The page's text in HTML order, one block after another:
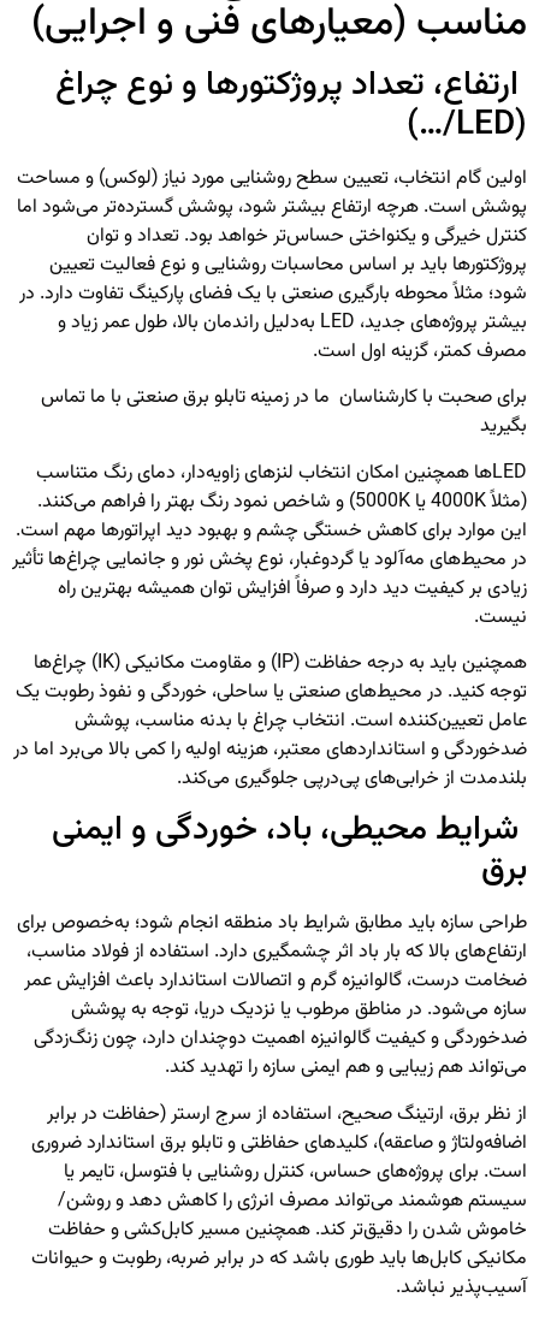
مناسب (معیارهای فنی و اجرایی)
ارتفاع، تعداد پروژکتورها و نوع چراغ
(LED/…)
اولین گام انتخاب، تعیین سطح روشنایی مورد نیاز (لوکس) و مساحت
پوشش است. هرچه ارتفاع بیشتر شود، پوشش گسترده‌تر می‌شود اما
کنترل خیرگی و یکنواختی حساس‌تر خواهد بود. تعداد و توان
پروژکتورها باید بر اساس محاسبات روشنایی و نوع فعالیت تعیین
شود؛ مثلاً محوطه بارگیری صنعتی با یک فضای پارکینگ تفاوت دارد. در
بیشتر پروژه‌های جدید، LED به‌دلیل راندمان بالا، طول عمر زیاد و
مصرف کمتر، گزینه اول است.
برای صحبت با کارشناسان ما در زمینهتابلو برق صنعتی با ما تماس
بگیرید
LEDها همچنین امکان انتخاب لنزهای زاویه‌دار، دمای رنگ متناسب
(مثلاً 4000K یا 5000K) و شاخص نمود رنگ بهتر را فراهم می‌کنند.
این موارد برای کاهش خستگی چشم و بهبود دید اپراتورها مهم است.
در محیط‌های مه‌آلود یا گردوغبار، نوع پخش نور و جانمایی چراغ‌ها تأثیر
زیادی بر کیفیت دید دارد و صرفاً افزایش توان همیشه بهترین راه
نیست.
همچنین باید به درجه حفاظت (IP) و مقاومت مکانیکی (IK) چراغ‌ها
توجه کنید. در محیط‌های صنعتی یا ساحلی، خوردگی و نفوذ رطوبت یک
عامل تعیین‌کننده است. انتخاب چراغ با بدنه مناسب، پوشش
ضدخوردگی و استانداردهای معتبر، هزینه اولیه را کمی بالا می‌برد اما در
بلندمدت از خرابی‌های پی‌درپی جلوگیری می‌کند.
شرایط محیطی، باد، خوردگی و ایمنی
برق
طراحی سازه باید مطابق شرایط باد منطقه انجام شود؛ به‌خصوص برای
ارتفاع‌های بالا که بار باد اثر چشمگیری دارد. استفاده از فولاد مناسب،
ضخامت درست، گالوانیزه گرم و اتصالات استاندارد باعث افزایش عمر
سازه می‌شود. در مناطق مرطوب یا نزدیک دریا، توجه به پوشش
ضدخوردگی و کیفیت گالوانیزه اهمیت دوچندان دارد، چون زنگ‌زدگی
می‌تواند هم زیبایی و هم ایمنی سازه را تهدید کند.
از نظر برق، ارتینگ صحیح، استفاده از سرج ارستر (حفاظت در برابر
اضافه‌ولتاژ و صاعقه)، کلیدهای حفاظتی و تابلو برق استاندارد ضروری
است. برای پروژه‌های حساس، کنترل روشنایی با فتوسل، تایمر یا
سیستم هوشمند می‌تواند مصرف انرژی را کاهش دهد و روشن/
خاموش شدن را دقیق‌تر کند. همچنین مسیر کابل‌کشی و حفاظت
مکانیکی کابل‌ها باید طوری باشد که در برابر ضربه، رطوبت و حیوانات
آسیب‌پذیر نباشد.